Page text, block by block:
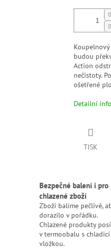
budou
Action
nečistoty.
ošetřené
Detailní
TISK
Bezpečné balení i pro
chlazené zboží
Zboží balíme pečlivě,
dorazilo v pořádku.
Chlazené produkty
v termoobalu s chladicí
vložkou.